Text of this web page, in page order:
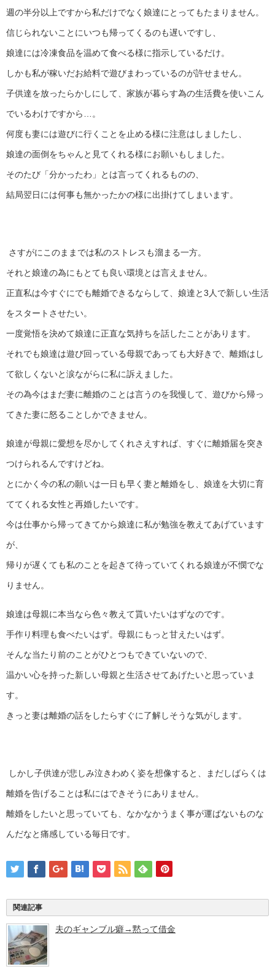
週の半分以上ですから私だけでなく娘達にとってもたまりません。
信じられないことにいつも帰ってくるのも遅いですし、
娘達には冷凍食品を温めて食べる様に指示しているだけ。
しかも私が稼いだお給料で遊びまわっているのが許せません。
子供達を放ったらかしにして、家族が暮らす為の生活費を使いこん
でいるわけですから…。
何度も妻には遊びに行くことを止める様に注意はしましたし、
娘達の面倒をちゃんと見てくれる様にお願いもしました。
そのたび「分かったわ」とは言ってくれるものの、
結局翌日には何事も無かったかの様に出掛けてしまいます。
さすがにこのままでは私のストレスも溜まる一方。
それと娘達の為にもとても良い環境とは言えません。
正直私は今すぐにでも離婚できるならして、娘達と3人で新しい生活
をスタートさせたい。
一度覚悟を決めて娘達に正直な気持ちを話したことがあります。
それでも娘達は遊び回っている母親であっても大好きで、離婚はし
て欲しくないと涙ながらに私に訴えました。
その為今はまだ妻に離婚のことは言うのを我慢して、遊びから帰っ
てきた妻に怒ることしかできません。
娘達が母親に愛想を尽かしてくれさえすれば、すぐに離婚届を突き
つけられるんですけどね。
とにかく今の私の願いは一日も早く妻と離婚をし、娘達を大切に育
ててくれる女性と再婚したいです。
今は仕事から帰ってきてから娘達に私が勉強を教えてあげています
が、
帰りが遅くても私のことを起きて待っていてくれる娘達が不憫でな
りません。
娘達は母親に本当なら色々教えて貰いたいはずなのです。
手作り料理も食べたいはず。母親にもっと甘えたいはず。
そんな当たり前のことがひとつもできていないので、
温かい心を持った新しい母親と生活させてあげたいと思っていま
す。
きっと妻は離婚の話をしたらすぐに了解しそうな気がします。
しかし子供達が悲しみ泣きわめく姿を想像すると、まだしばらくは
離婚を告げることは私にはできそうにありません。
離婚をしたいと思っていても、なかなかうまく事が運ばないものな
んだなと痛感している毎日です。
関連記事
夫のギャンブル癖→黙って借金